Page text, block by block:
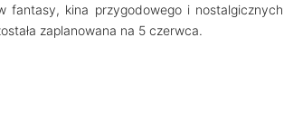
fantasy, kina przygodowego i nostalgicznych
zaplanowana na 5 czerwca.